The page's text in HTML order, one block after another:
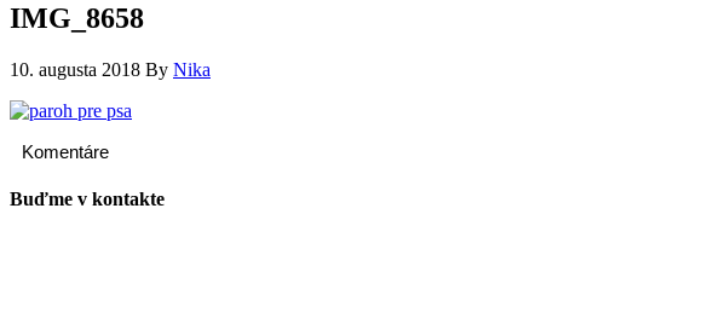
IMG_8658
10. augusta 2018 By Nika
Komentáre
Buďme v kontakte